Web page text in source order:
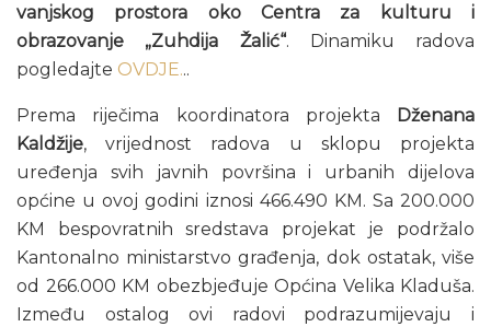
vanjskog prostora oko Centra za kulturu i
obrazovanje „Zuhdija Žalić“. Dinamiku radova
pogledajte OVDJE...
Prema riječima koordinatora projekta
Dženana
Kaldžije, vrijednost radova u sklopu projekta
uređenja svih javnih površina i urbanih dijelova
općine u ovoj godini iznosi 466.490 KM. Sa 200.000
KM bespovratnih sredstava projekat je podržalo
Kantonalno ministarstvo građenja, dok ostatak, više
od 266.000 KM obezbjeđuje Općina Velika Kladuša.
Između ostalog ovi radovi podrazumijevaju i